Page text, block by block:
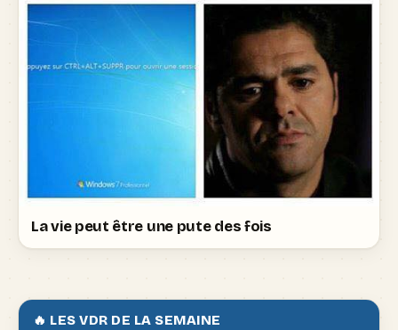
La vie peut être une pute des fois
🔥 LES VDR DE LA SEMAINE